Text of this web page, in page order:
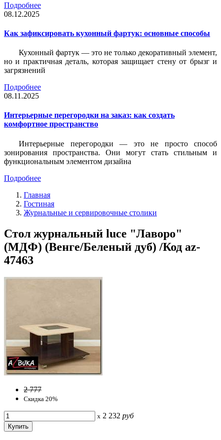
Подробнее
08.12.2025
Как зафиксировать кухонный фартук: основные способы
Кухонный фартук — это не только декоративный элемент,
но и практичная деталь, которая защищает стену от брызг и
загрязнений
Подробнее
08.11.2025
Интерьерные перегородки на заказ: как создать
комфортное пространство
Интерьерные перегородки — это не просто способ
зонирования пространства. Они могут стать стильным и
функциональным элементом дизайна
Подробнее
Главная
Гостиная
Журнальные и сервировочные столики
Стол журнальный luce "Лаворо"
(МДФ) (Венге/Беленый дуб) /Код az-
47463
2 777
Скидка 20%
x 2 232 руб